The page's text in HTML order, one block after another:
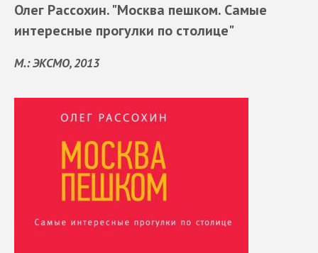
Олег Рассохин. "Москва пешком. Самые
интересные прогулки по столице"
М.: ЭКСМО, 2013